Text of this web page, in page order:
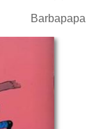
Barbapapa